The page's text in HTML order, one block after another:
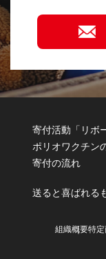
寄付活動「リボ
ポリオワクチン
寄付の流れ
送ると喜ばれる
組織概要特